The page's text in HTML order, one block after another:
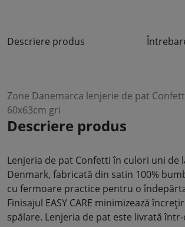
Descriere produs
Zone Danemarca lenjerie de pat
60x63cm gri
Descriere produs
Lenjeria de pat Confetti în culori uni de
Denmark, fabricată din satin 100%
cu fermoare practice pentru o
Finisajul EASY CARE minimizează
spălare. Lenjeria de pat este livrată